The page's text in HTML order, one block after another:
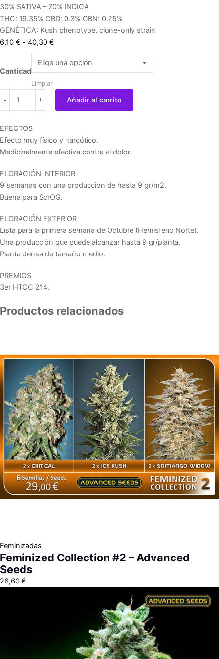
30% SATIVA – 70% ÍNDICA
THC: 19.35% CBD: 0.3% CBN: 0.25%
GENÉTICA: Kush phenotype, clone-only strain
6,10 € - 40,30 €
de
precios:
6,10 €
hasta
40,30 €
Cantidad
Limpiar
-
Kush
+ Añadir al carrito
EFECTOS
Efecto muy físico y narcótico.
Medicinalmente efectiva contra el dolor.
FLORACIÓN INTERIOR
9 semanas con una producción de hasta 9 gr/m2.
Buena para ScrOG.
FLORACIÓN EXTERIOR
Lista para la primera semana de Octubre (Hemisferio Norte).
Una producción que puede alcanzar hasta 9 gr/planta.
Planta densa de tamaño medio.
PREMIOS
3er HTCC 214.
Productos relacionados
Feminizadas
Feminized Collection #2 – Advanced
Seeds
26,60 €